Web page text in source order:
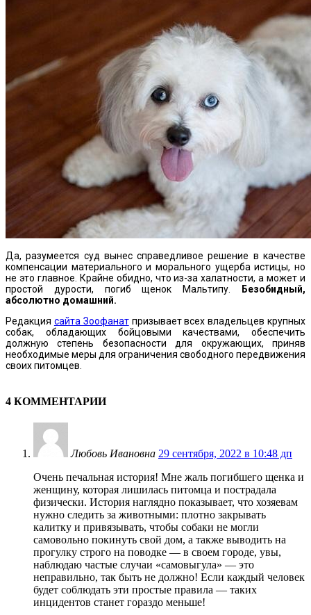
Да, разумеется суд вынес справедливое решение в качестве
компенсации материального и морального ущерба истицы, но
не это главное. Крайне обидно, что из-за халатности, а может и
простой дурости, погиб щенок Мальтипу.
Безобидный,
абсолютно домашний.
Редакция сайта Зоофанатпризывает всех владельцев крупных
собак, обладающих бойцовыми качествами, обеспечить
должную степень безопасности для окружающих, приняв
необходимые меры для ограничения свободного передвижения
своих питомцев.
4 КОММЕНТАРИИ
Любовь Ивановна 29 сентября, 2022 в 10:48 дп
Очень печальная история! Мне жаль погибшего щенка и
женщину, которая лишилась питомца и пострадала
физически. История наглядно показывает, что хозяевам
нужно следить за животными: плотно закрывать
калитку и привязывать, чтобы собаки не могли
самовольно покинуть свой дом, а также выводить на
прогулку строго на поводке — в своем городе, увы,
наблюдаю частые случаи «самовыгула» — это
неправильно, так быть не должно! Если каждый человек
будет соблюдать эти простые правила — таких
инцидентов станет гораздо меньше!